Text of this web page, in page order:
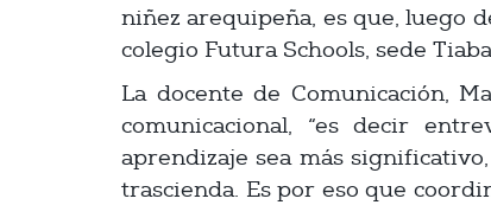
niñez arequipeña, es que, luego
colegio Futura Schools, sede
La docente de Comunicación,
comunicacional, “es decir
aprendizaje sea más
trascienda. Es por eso que